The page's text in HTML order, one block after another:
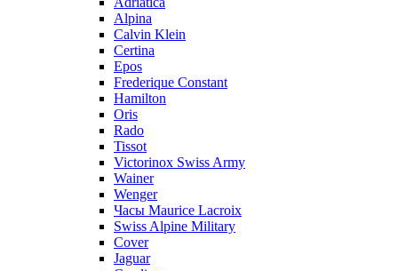
Alpina
Calvin Klein
Certina
Epos
Frederique Constant
Hamilton
Oris
Rado
Tissot
Victorinox Swiss Army
Wainer
Wenger
Часы Maurice Lacroix
Swiss Alpine Military
Cover
Jaguar